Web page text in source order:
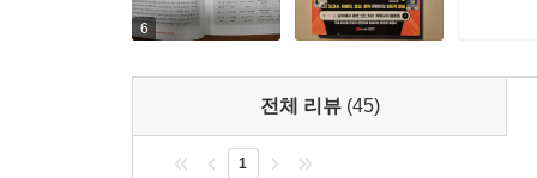
09 동일한 인물의 나이든 모습 생성하기
같이 촬영한 인물 사진 연출하기
10 서로 다른 인물을 같이 합성하기
6
전체 리뷰 (45)
1